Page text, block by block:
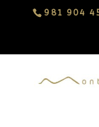
981 904